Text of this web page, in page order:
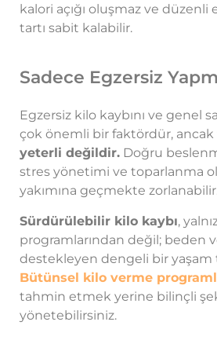
kalori açığı oluşmaz ve düzenli
tartı sabit kalabilir.
Sadece Egzersiz
Egzersiz kilo kaybını ve genel
çok önemli bir faktördür, ancak
yeterli değildir. Doğru
stres yönetimi ve toparlanma
yakımına geçmekte
Sürdürülebilir kilo kaybı,
programlarından değil; beden
destekleyen dengeli bir yaşam
Bütünsel kilo verme
tahmin etmek yerine bilinçli
yönetebilirsiniz.